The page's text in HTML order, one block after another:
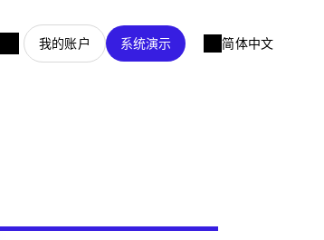
我的账户 系统演示 简体中文